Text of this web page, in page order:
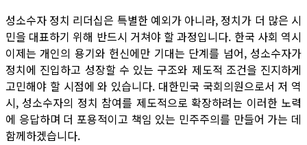
성소수자 정치 리더십은 특별한 예외가 아니라, 정치가 더 많은 시
민을 대표하기 위해 반드시 거쳐야 할 과정입니다. 한국 사회 역시
이제는 개인의 용기와 헌신에만 기대는 단계를 넘어, 성소수자가
정치에 진입하고 성장할 수 있는 구조와 제도적 조건을 진지하게
고민해야 할 시점에 와 있습니다. 대한민국 국회의원으로서 저 역
시, 성소수자의 정치 참여를 제도적으로 확장하려는 이러한 노력
에 응답하며 더 포용적이고 책임 있는 민주주의를 만들어 가는 데
함께하겠습니다.